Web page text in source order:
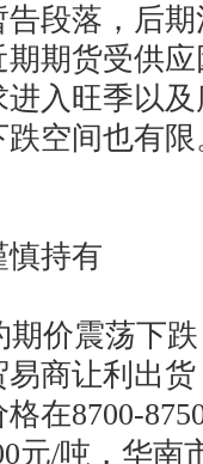
段落，后
期货受供
入旺季以
空间也有
持有
价震荡下跌
商让利出
在8700-
元/吨，华南